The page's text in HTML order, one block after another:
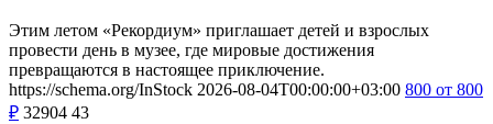
Этим летом «Рекордиум» приглашает детей и взрослых
провести день в музее, где мировые достижения
превращаются в настоящее приключение.
https://schema.org/InStock 2026-08-04T00:00:00+03:00 800 от 800
₽ 32904 43